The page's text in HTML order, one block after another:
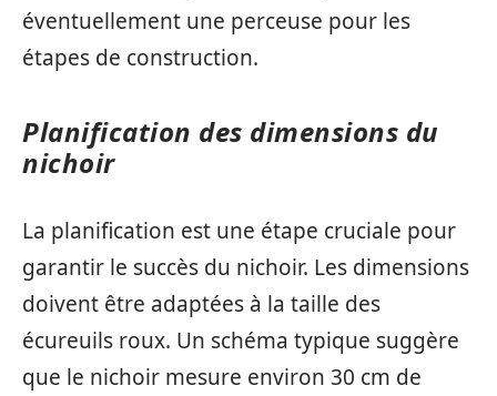
éventuellement une perceuse pour les
étapes de construction.
Planification des dimensions du
nichoir
La planification est une étape cruciale pour
garantir le succès du nichoir. Les dimensions
doivent être adaptées à la taille des
écureuils roux. Un schéma typique suggère
que le nichoir mesure environ 30 cm de